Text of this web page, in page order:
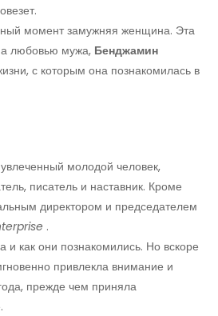
момент замужняя женщина. Эта
любовью мужа, Бенджамин
с которым она познакомилась в
молодой человек,
писатель и наставник. Кроме
директором и председателем
.
и как они познакомились. Но вскоре
привлекла внимание и
прежде чем приняла